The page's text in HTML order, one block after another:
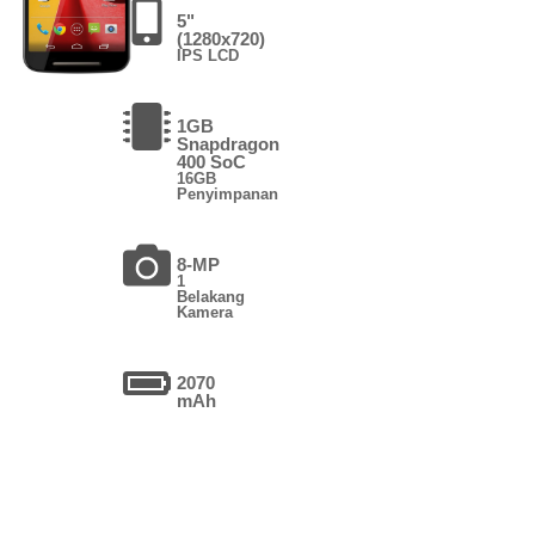
5"
(1280x720)
IPS LCD
1GB
Snapdragon
400 SoC
16GB
Penyimpanan
8-MP
1
Belakang
Kamera
2070
mAh